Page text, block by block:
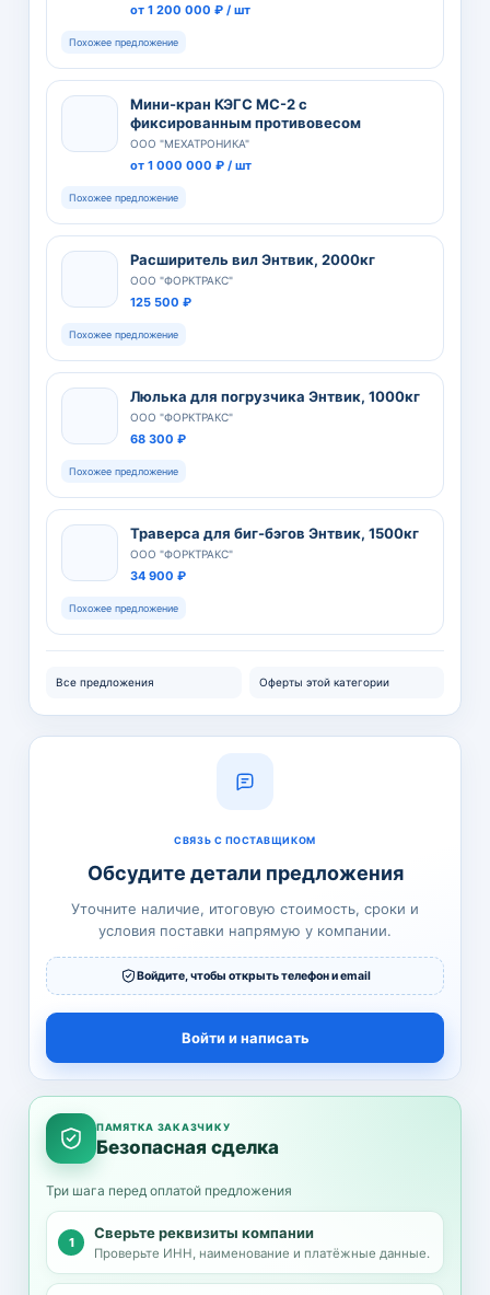
от 1 200 000 ₽ / шт
Похожее предложение
Мини-кран КЭГС МС-2 с
фиксированным противовесом
ООО "МЕХАТРОНИКА"
от 1 000 000 ₽ / шт
Похожее предложение
Расширитель вил Энтвик, 2000кг
ООО "ФОРКТРАКС"
125 500 ₽
Похожее предложение
Люлька для погрузчика Энтвик, 1000кг
ООО "ФОРКТРАКС"
68 300 ₽
Похожее предложение
Траверса для биг-бэгов Энтвик, 1500кг
ООО "ФОРКТРАКС"
34 900 ₽
Похожее предложение
Все предложения Оферты этой категории
СВЯЗЬ С ПОСТАВЩИКОМ
Обсудите детали предложения
Уточните наличие, итоговую стоимость, сроки и
условия поставки напрямую у компании.
Войдите, чтобы открыть телефон и email
Войти и написать
ПАМЯТКА ЗАКАЗЧИКУ
Безопасная сделка
Три шага перед оплатой предложения
Сверьте реквизиты компании
Проверьте ИНН, наименование и платёжные данные.